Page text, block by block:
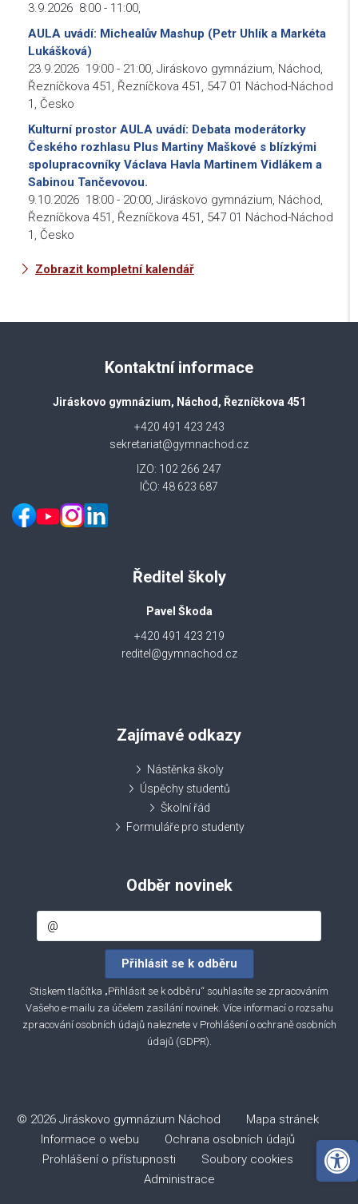
3.9.2026 8:00 - 11:00,
AULA uvádí: Michealův Mashup (Petr Uhlík a Markéta
Lukášková)
23.9.2026 19:00 - 21:00, Jiráskovo gymnázium, Náchod,
Řezníčkova 451, Řezníčkova 451, 547 01 Náchod-Náchod
1, Česko
Kulturní prostor AULA uvádí: Debata moderátorky
Českého rozhlasu Plus Martiny Maškové s blízkými
spolupracovníky Václava Havla Martinem Vidlákem a
Sabinou Tančevovou.
9.10.2026 18:00 - 20:00, Jiráskovo gymnázium, Náchod,
Řezníčkova 451, Řezníčkova 451, 547 01 Náchod-Náchod
1, Česko
Zobrazit kompletní kalendář
Kontaktní informace
Jiráskovo gymnázium, Náchod, Řezníčkova 451
+420 491 423 243
sekretariat@gymnachod.cz
IZO: 102 266 247
IČO: 48 623 687
Ředitel školy
Pavel Škoda
+420 491 423 219
reditel@gymnachod.cz
Zajímavé odkazy
Nástěnka školy
Úspěchy studentů
Školní řád
Formuláře pro studenty
Odběr novinek
Stiskem tlačítka „Přihlásit se k odběru“ souhlasíte se zpracováním
Vašeho e-mailu za účelem zasílání novinek. Více informací o rozsahu
zpracování osobních údajů naleznete v Prohlášení o ochraně osobních
údajů (GDPR).
© 2026 Jiráskovo gymnázium Náchod Mapa stránek
Informace o webu
Ochrana osobních údajů
Prohlášení o přístupnosti
Soubory cookies
Administrace